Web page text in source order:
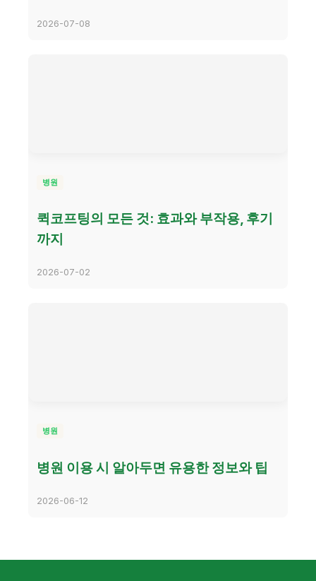
2026-07-08
병원
퀵코프팅의 모든 것: 효과와 부작용, 후기
까지
2026-07-02
병원
병원 이용 시 알아두면 유용한 정보와 팁
2026-06-12